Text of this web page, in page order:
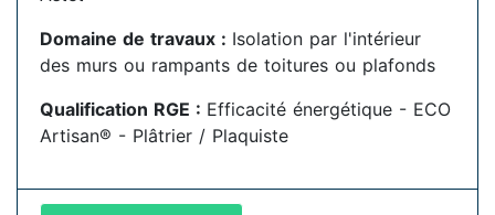
Domaine de travaux : Isolation par l'intérieur
des murs ou rampants de toitures ou plafonds
Qualification RGE : Efficacité énergétique - ECO
Artisan® - Plâtrier / Plaquiste